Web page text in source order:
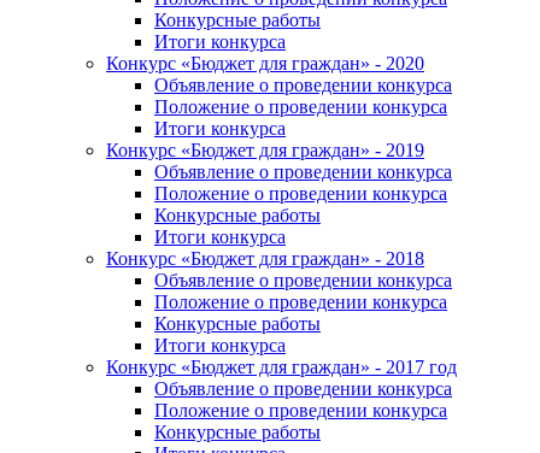
Конкурсные работы
Итоги конкурса
Конкурс «Бюджет для граждан» - 2020
Объявление о проведении конкурса
Положение о проведении конкурса
Итоги конкурса
Конкурс «Бюджет для граждан» - 2019
Объявление о проведении конкурса
Положение о проведении конкурса
Конкурсные работы
Итоги конкурса
Конкурс «Бюджет для граждан» - 2018
Объявление о проведении конкурса
Положение о проведении конкурса
Конкурсные работы
Итоги конкурса
Конкурс «Бюджет для граждан» - 2017 год
Объявление о проведении конкурса
Положение о проведении конкурса
Конкурсные работы